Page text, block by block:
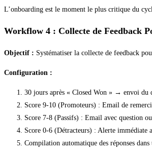
L’onboarding est le moment le plus critique du
Workflow 4 : Collecte de Feedback
Objectif : Systématiser la collecte de feedback
Configuration :
30 jours après « Closed Won » → envoi du
Score 9-10 (Promoteurs) : Email de
Score 7-8 (Passifs) : Email avec question
Score 0-6 (Détracteurs) : Alerte immédiate
Compilation automatique des réponses